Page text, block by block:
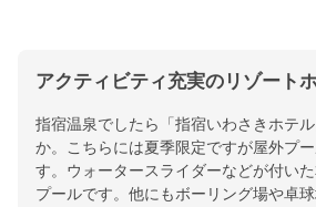
アクティビティ充実のリゾート
指宿温泉でしたら「指宿いわさきホテ
か。こちらには夏季限定ですが屋外プ
す。ウォータースライダーなどが付い
プールです。他にもボーリング場や卓